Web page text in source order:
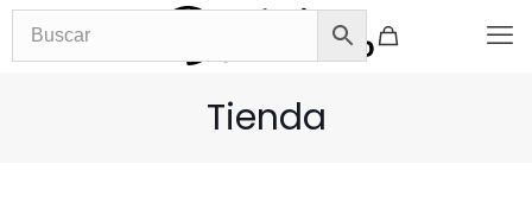
Tienda